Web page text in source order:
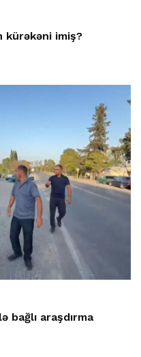
kürəkəni imiş?
bağlı araşdırma